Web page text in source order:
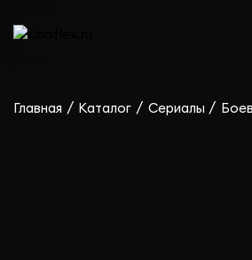
Главная / Каталог / Сериалы /